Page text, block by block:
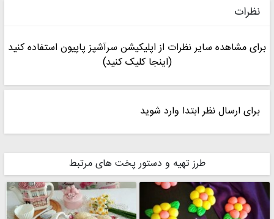
نظرات
برای مشاهده سایر نظرات از اپلیکیشن سرآشپز پاپیون استفاده کنید
(اینجا کلیک کنید)
برای ارسال نظر ابتدا وارد شوید
طرز تهیه و دستور پخت های مرتبط